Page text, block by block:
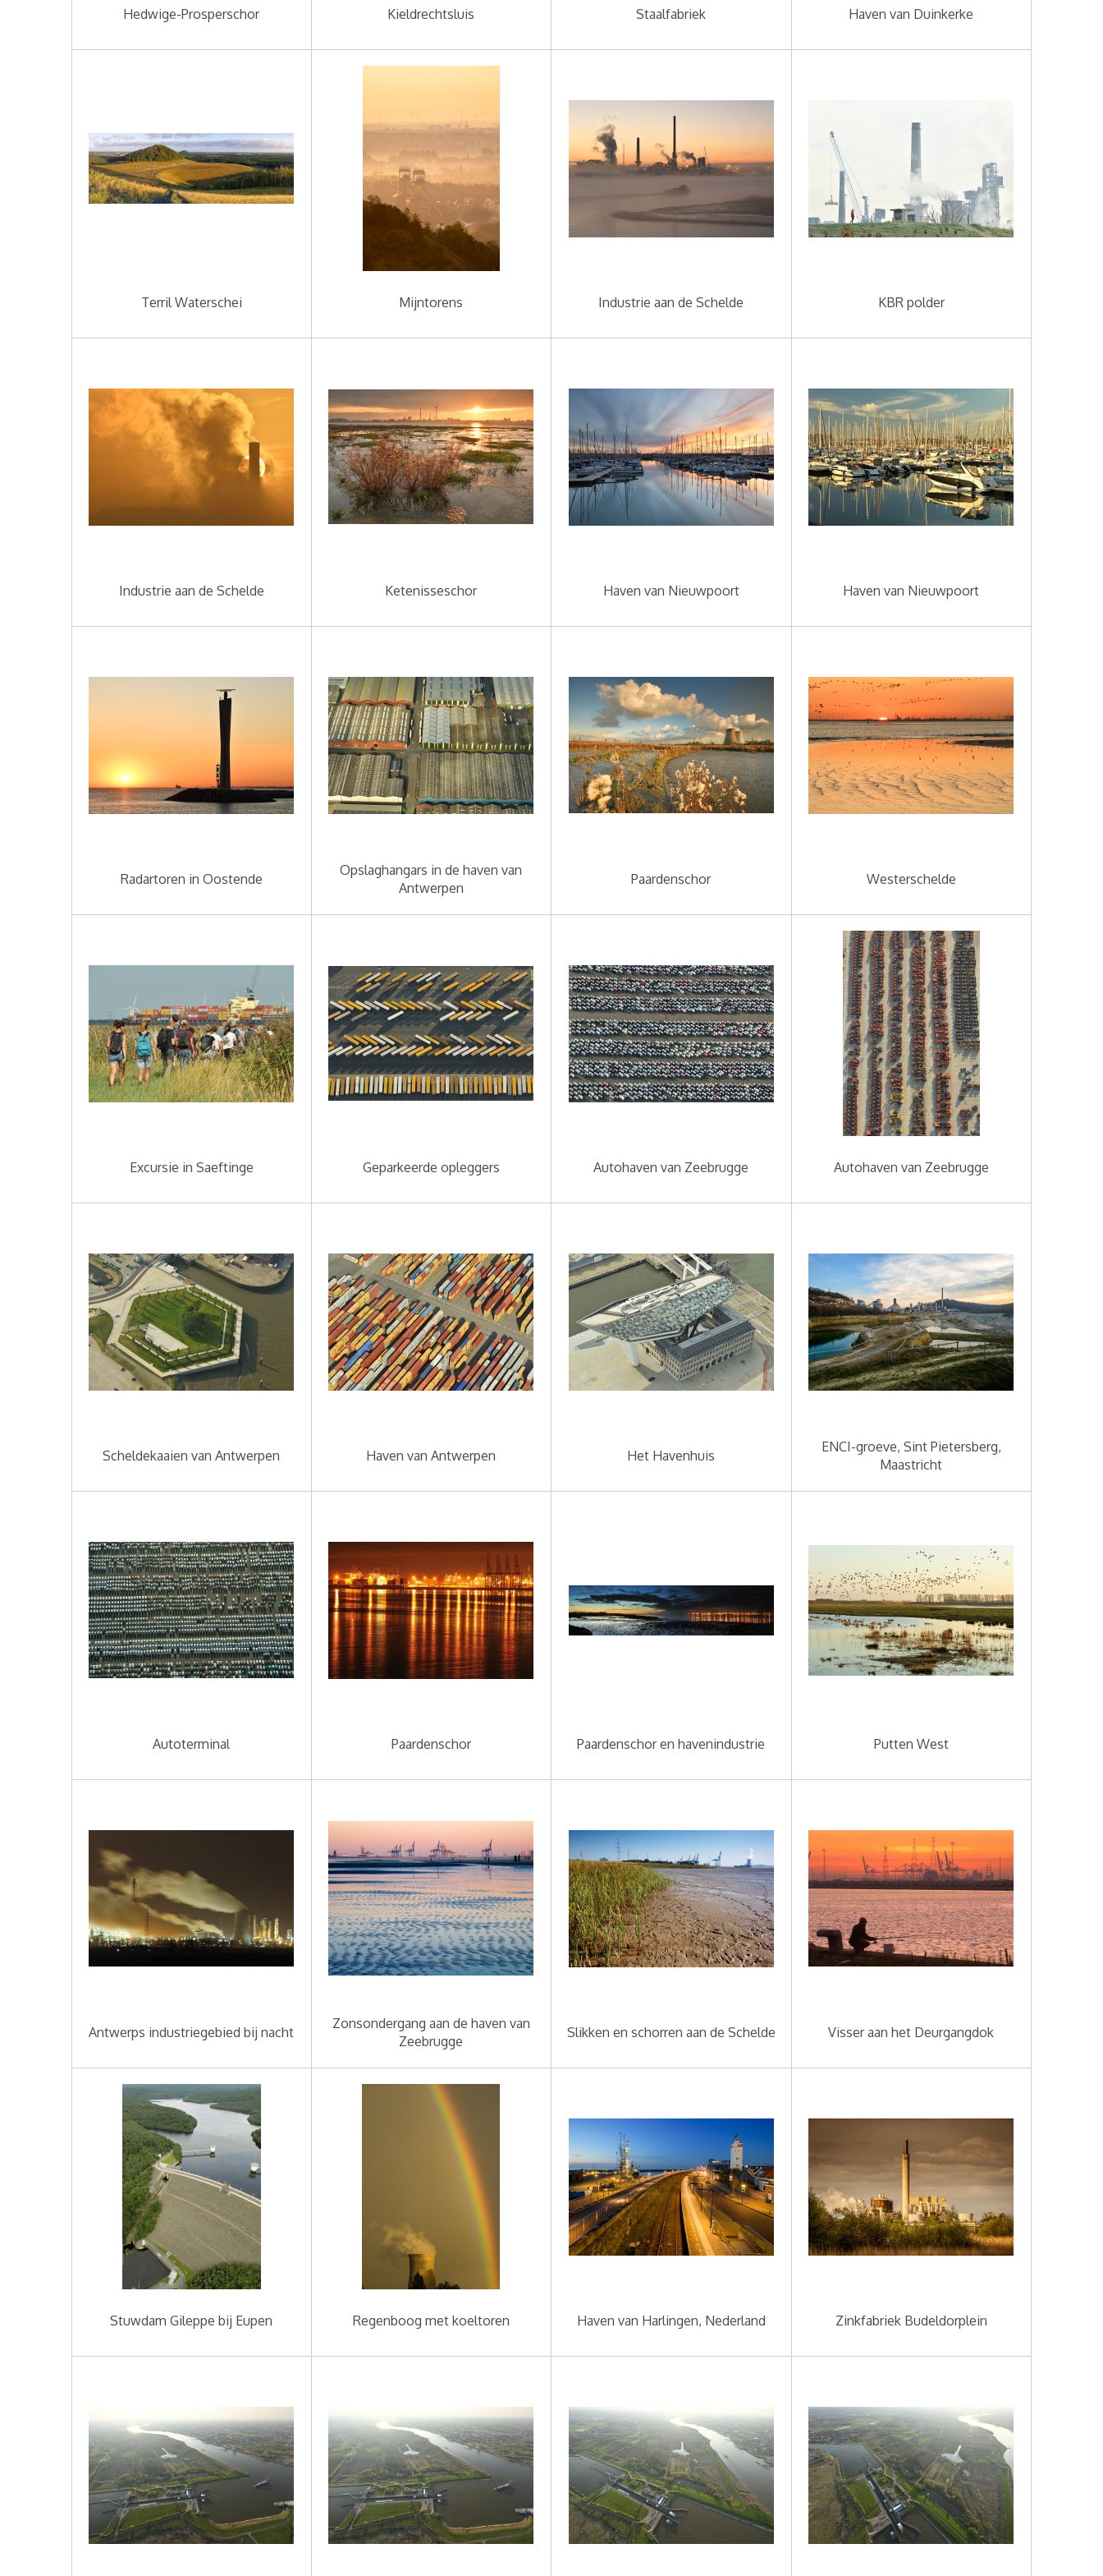
Hedwige-Prosperschor Kieldrechtsluis Staalfabriek Haven van Duinkerke
Terril Waterschei Mijntorens Industrie aan de Schelde KBR polder
Industrie aan de Schelde Ketenisseschor Haven van Nieuwpoort Haven van Nieuwpoort
Radartoren in Oostende
Opslaghangars in de haven van
Antwerpen
Paardenschor Westerschelde
Excursie in Saeftinge Geparkeerde opleggers Autohaven van Zeebrugge Autohaven van Zeebrugge
Scheldekaaien van Antwerpen Haven van Antwerpen Het Havenhuis
ENCI-groeve, Sint Pietersberg,
Maastricht
Autoterminal Paardenschor Paardenschor en havenindustrie Putten West
Antwerps industriegebied bij nacht
Zonsondergang aan de haven van
Zeebrugge
Slikken en schorren aan de Schelde Visser aan het Deurgangdok
Stuwdam Gileppe bij Eupen Regenboog met koeltoren Haven van Harlingen, Nederland Zinkfabriek Budeldorplein